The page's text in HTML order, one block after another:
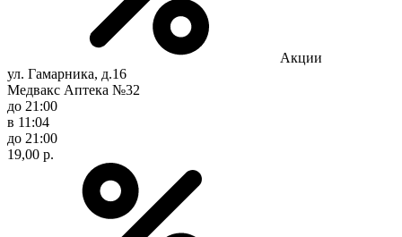
Акции
ул. Гамарника, д.16
Медвакс Аптека №32
до 21:00
в 11:04
до 21:00
19,00 р.